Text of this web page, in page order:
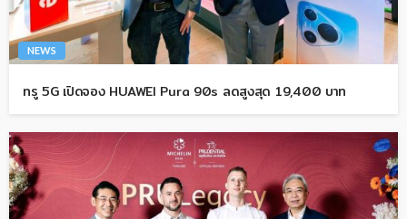
NEWS
ทรู 5G เปิดจอง HUAWEI Pura 90s ลดสูงสุด 19,400 บาท